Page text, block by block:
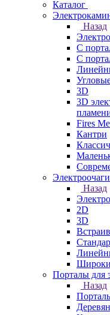
Каталог
Назад
С
С
3D
3D
Fires
Кантри
Электроочаги
Назад
2D
3D
Порталы для
Назад